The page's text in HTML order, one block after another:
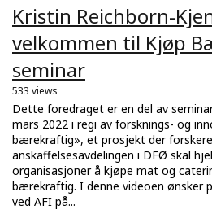
Kristin Reichborn-
velkommen til Kjøp
seminar
533 views
Dette foredraget er en del av
mars 2022 i regi av forsknings- og
bærekraftig», et prosjekt der
anskaffelsesavdelingen i DFØ skal
organisasjoner å kjøpe mat og
bærekraftig. I denne videoen ønsker
ved AFI på...